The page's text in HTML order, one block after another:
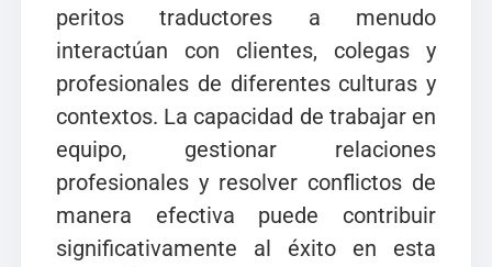
peritos traductores a menudo
interactúan con clientes, colegas y
profesionales de diferentes culturas y
contextos. La capacidad de trabajar en
equipo, gestionar relaciones
profesionales y resolver conflictos de
manera efectiva puede contribuir
significativamente al éxito en esta